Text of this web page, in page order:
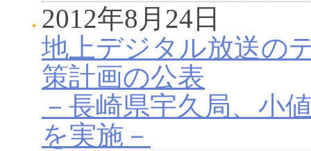
2012年8月24日
地上デジタル放送の
策計画の公表
－長崎県宇久局、小
を実施－